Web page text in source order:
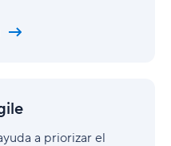
a priorizar el